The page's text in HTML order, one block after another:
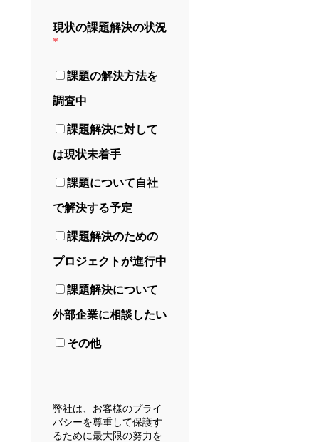
現状の課題解決の状況
*
課題の解決方法を
調査中
課題解決に対して
は現状未着手
課題について自社
で解決する予定
課題解決のための
プロジェクトが進行中
課題解決について
外部企業に相談したい
その他
弊社は、お客様のプライ
バシーを尊重して保護す
るために最大限の努力を